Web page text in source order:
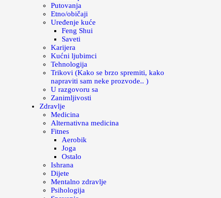
Putovanja
Etno/običaji
Uređenje kuće
Feng Shui
Saveti
Karijera
Kućni ljubimci
Tehnologija
Trikovi (Kako se brzo spremiti, kako
napraviti sam neke prozvode.. )
U razgovoru sa
Zanimljivosti
Zdravlje
Medicina
Alternativna medicina
Fitnes
Aerobik
Joga
Ostalo
Ishrana
Dijete
Mentalno zdravlje
Psihologija